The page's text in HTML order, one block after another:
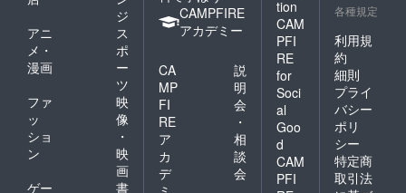
ジ
アニ
メ・
漫画
ス
ポ
ー
ツ
ファ
ッ
ショ
ン
映
像
・
映
画
ゲー
書
CAMPFIRE
アカデミー
CA
MP
FI
RE
ア
カ
デ
説
明
会
・
相
談
会
tion
CAM
PFI
RE
for
Soci
al
Goo
d
CAM
PFI
各種規定
利用規
約
細則
プライ
バシー
ポリ
シー
特定商
取引法